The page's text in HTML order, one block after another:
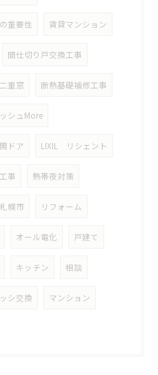
重要性 賃貸マンション
間仕切り戸交換工事
二重窓 断熱基礎補修工事
シュMore
ドア LIXIL リシェント
事 熱帯夜対策
札幌市 リフォーム
オール電化 戸建て
キッチン 相談
シ交換 マンション